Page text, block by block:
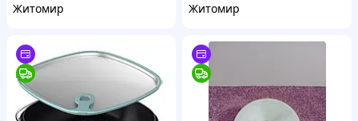
Житомир
Житомир